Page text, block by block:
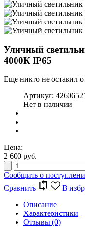
Уличный
4000К IP65
Еще никто не оставил
Артикул:
Нет в наличии
Цена:
2 600 руб.
Сообщить о
Сравнить
В
Описание
Характеристики
Отзывы (0)